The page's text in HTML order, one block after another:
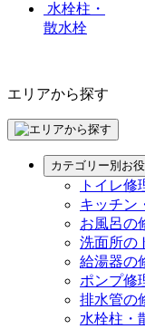
水栓柱・
散水栓
エリアから探す
カテゴリー別お
トイレ修
キッチン
お風呂の
洗面所の
給湯器の
ポンプ修
排水管の
水栓柱・